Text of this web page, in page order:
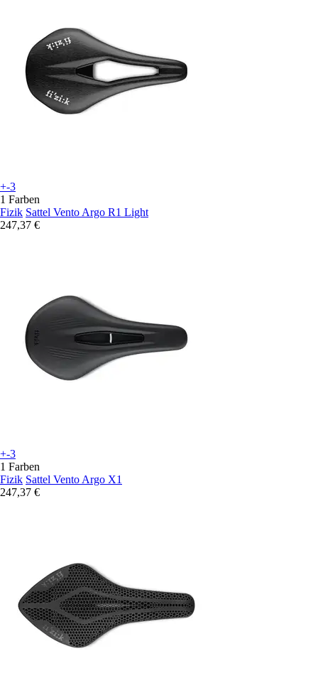
+-3
1 Farben
Fizik Sattel Vento Argo R1 Light
247,37 €
+-3
1 Farben
Fizik Sattel Vento Argo X1
247,37 €